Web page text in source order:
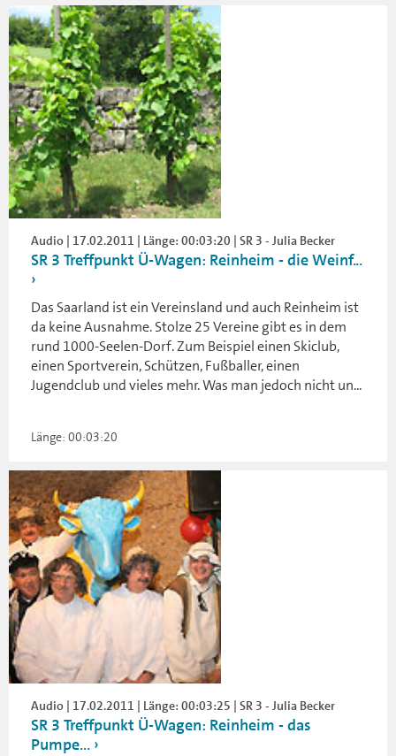
Audio | 17.02.2011 | Länge: 00:03:20 | SR 3 - Julia Becker
SR 3 Treffpunkt Ü-Wagen: Reinheim - die Weinf...
Das Saarland ist ein Vereinsland und auch Reinheim ist
da keine Ausnahme. Stolze 25 Vereine gibt es in dem
rund 1000-Seelen-Dorf. Zum Beispiel einen Skiclub,
einen Sportverein, Schützen, Fußballer, einen
Jugendclub und vieles mehr. Was man jedoch nicht un...
Länge: 00:03:20
Audio | 17.02.2011 | Länge: 00:03:25 | SR 3 - Julia Becker
SR 3 Treffpunkt Ü-Wagen: Reinheim - das
Pumpe...